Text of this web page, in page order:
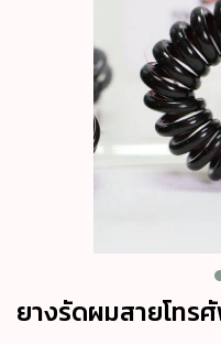
ยางรัดผมสายโทร